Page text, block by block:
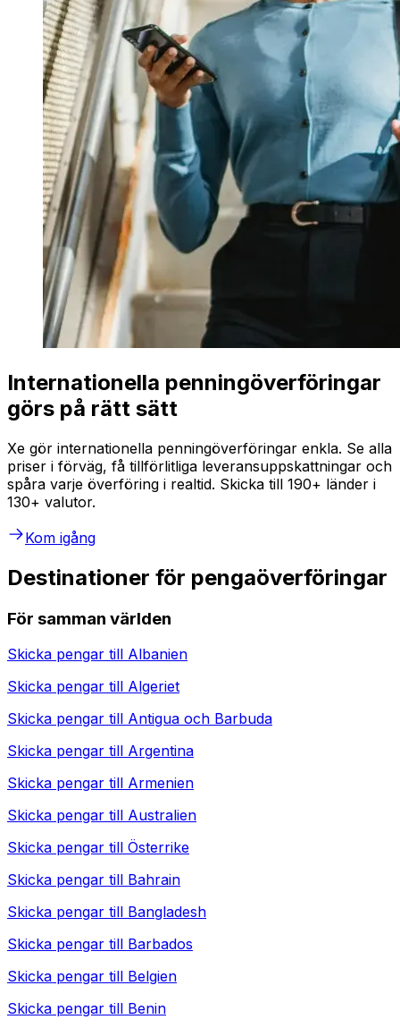
Internationella penningöverföringar
görs på rätt sätt
Xe gör internationella penningöverföringar enkla. Se alla
priser i förväg, få tillförlitliga leveransuppskattningar och
spåra varje överföring i realtid. Skicka till 190+ länder i
130+ valutor.
Kom igång
Destinationer för pengaöverföringar
För samman världen
Skicka pengar till Albanien
Skicka pengar till Algeriet
Skicka pengar till Antigua och Barbuda
Skicka pengar till Argentina
Skicka pengar till Armenien
Skicka pengar till Australien
Skicka pengar till Österrike
Skicka pengar till Bahrain
Skicka pengar till Bangladesh
Skicka pengar till Barbados
Skicka pengar till Belgien
Skicka pengar till Benin